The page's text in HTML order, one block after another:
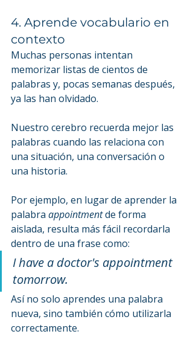
4. Aprende vocabulario en
contexto
Muchas personas intentan
memorizar listas de cientos de
palabras y, pocas semanas después,
ya las han olvidado.
Nuestro cerebro recuerda mejor las
palabras cuando las relaciona con
una situación, una conversación o
una historia.
Por ejemplo, en lugar de aprender la
palabra appointment de forma
aislada, resulta más fácil recordarla
dentro de una frase como:
I have a doctor's appointment
tomorrow.
Así no solo aprendes una palabra
nueva, sino también cómo utilizarla
correctamente.